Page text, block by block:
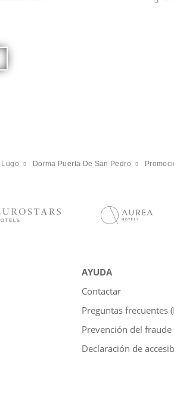
Lugo Dorma Puerta De San Pedro
AYUDA
Contactar
Preguntas frecuentes
Prevención del fraude
Declaración de